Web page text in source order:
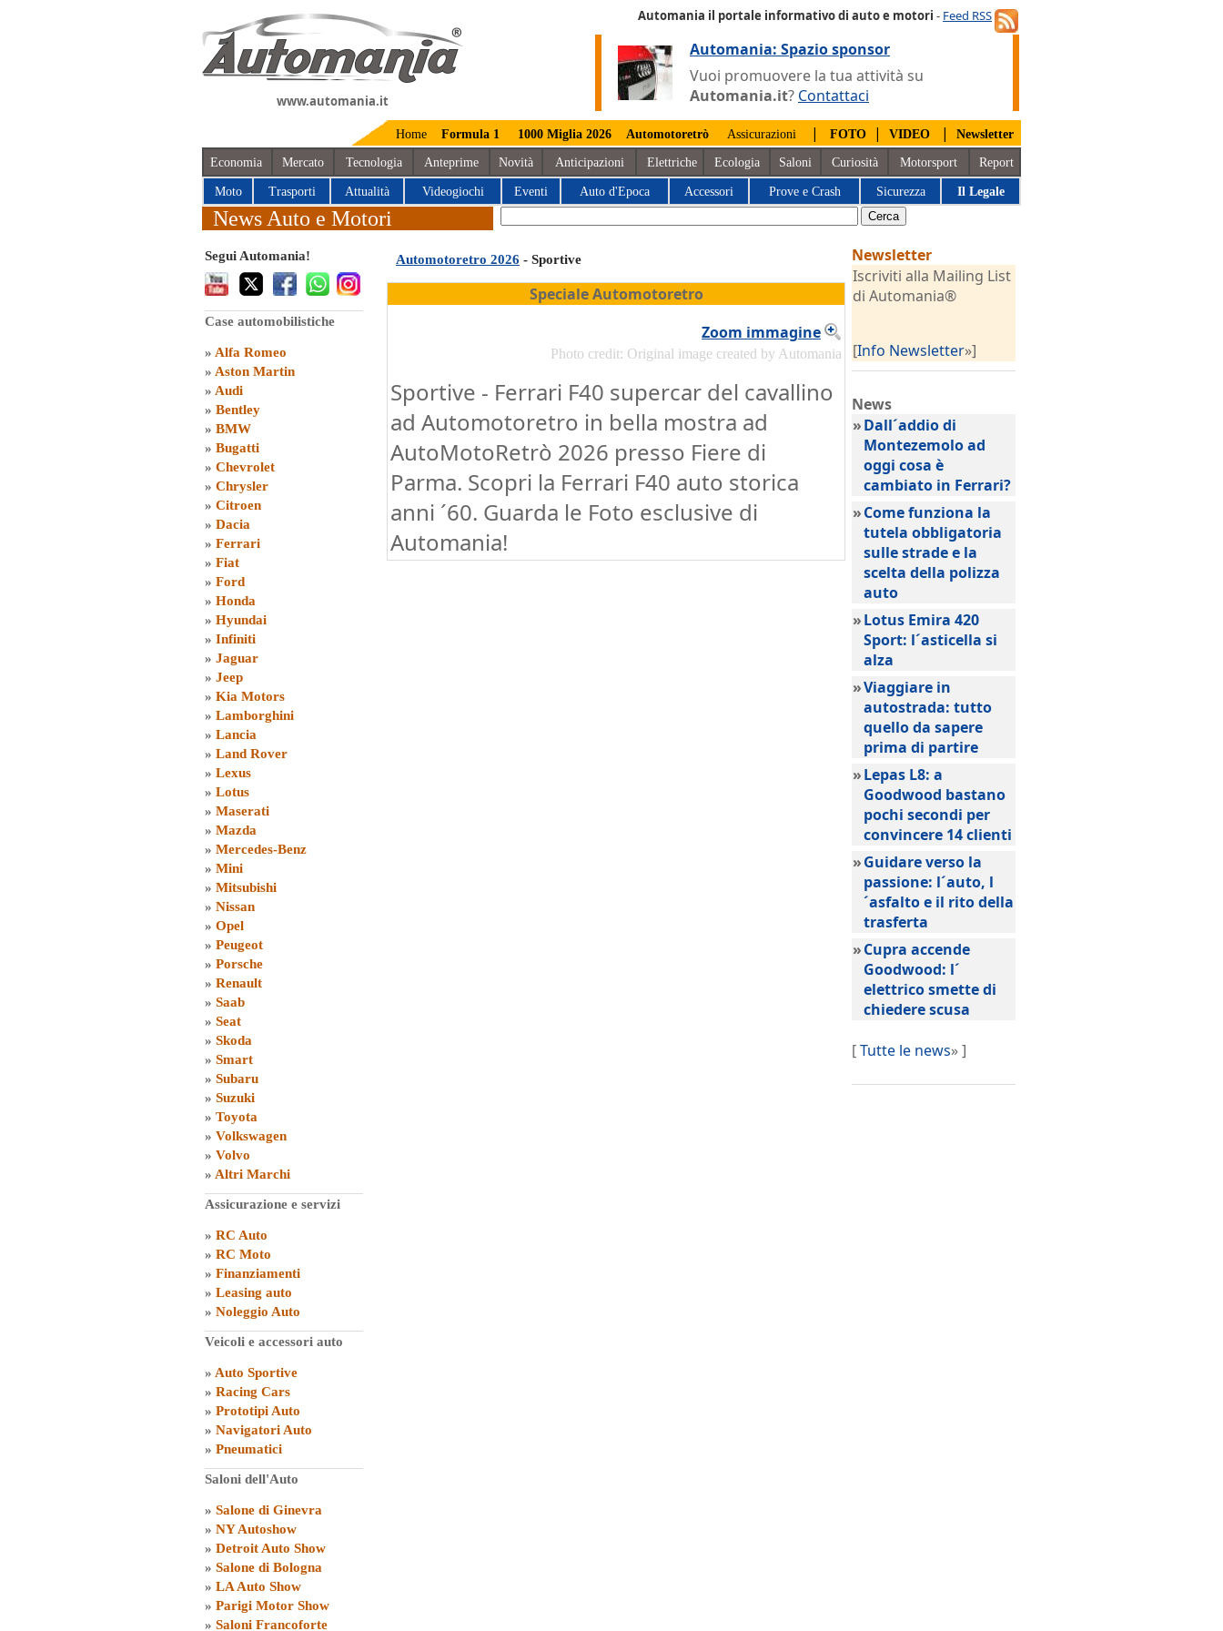
www.automania.it
Automania il portale informativo di auto e motori - Feed RSS
Automania: Spazio sponsor
Vuoi promuovere la tua attività su
Automania.it? Contattaci
Home Formula 1 1000 Miglia 2026 Automotoretrò Assicurazioni | FOTO | VIDEO | Newsletter
Economia Mercato Tecnologia Anteprime Novità Anticipazioni Elettriche Ecologia Saloni Curiosità Motorsport Report
Moto Trasporti Attualità Videogiochi Eventi Auto d'Epoca Accessori Prove e Crash Sicurezza Il Legale
News Auto e Motori
Segui Automania!
Case automobilistiche
» Alfa Romeo
» Aston Martin
» Audi
» Bentley
» BMW
» Bugatti
» Chevrolet
» Chrysler
» Citroen
» Dacia
» Ferrari
» Fiat
» Ford
» Honda
» Hyundai
» Infiniti
» Jaguar
» Jeep
» Kia Motors
» Lamborghini
» Lancia
» Land Rover
» Lexus
» Lotus
» Maserati
» Mazda
» Mercedes-Benz
» Mini
» Mitsubishi
» Nissan
» Opel
» Peugeot
» Porsche
» Renault
» Saab
» Seat
» Skoda
» Smart
» Subaru
» Suzuki
» Toyota
» Volkswagen
» Volvo
» Altri Marchi
Assicurazione e servizi
» RC Auto
» RC Moto
» Finanziamenti
» Leasing auto
» Noleggio Auto
Veicoli e accessori auto
» Auto Sportive
» Racing Cars
» Prototipi Auto
» Navigatori Auto
» Pneumatici
Saloni dell'Auto
» Salone di Ginevra
» NY Autoshow
» Detroit Auto Show
» Salone di Bologna
» LA Auto Show
» Parigi Motor Show
» Saloni Francoforte
Automotoretro 2026 - Sportive
Speciale Automotoretro
Zoom immagine
Photo credit: Original image created by Automania
Sportive - Ferrari F40 supercar del cavallino
ad Automotoretro in bella mostra ad
AutoMotoRetrò 2026 presso Fiere di
Parma. Scopri la Ferrari F40 auto storica
anni ´60. Guarda le Foto esclusive di
Automania!
Newsletter
Iscriviti alla Mailing List
di Automania®
[Info Newsletter»]
News
»Dall´addio di
Montezemolo ad
oggi cosa è
cambiato in Ferrari?
»Come funziona la
tutela obbligatoria
sulle strade e la
scelta della polizza
auto
»Lotus Emira 420
Sport: l´asticella si
alza
»Viaggiare in
autostrada: tutto
quello da sapere
prima di partire
»Lepas L8: a
Goodwood bastano
pochi secondi per
convincere 14 clienti
»Guidare verso la
passione: l´auto, l
´asfalto e il rito della
trasferta
»Cupra accende
Goodwood: l´
elettrico smette di
chiedere scusa
[Tutte le news» ]